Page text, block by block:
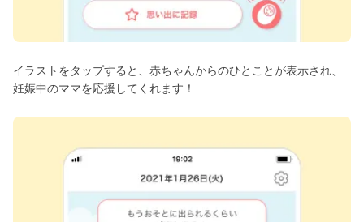
イラストをタップすると、赤ちゃんからのひとことが表示され、
妊娠中のママを応援してくれます！